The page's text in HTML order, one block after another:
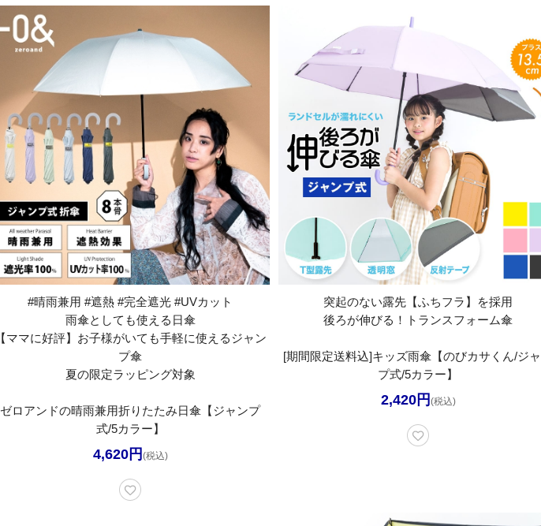
#晴雨兼用 #遮熱 #完全遮光 #UVカット
雨傘としても使える日傘
【ママに好評】お子様がいても手軽に使えるジャン
プ傘
夏の限定ラッピング対象
ゼロアンドの晴雨兼用折りたたみ日傘【ジャンプ
式/5カラー】
4,620円 (税込)
突起のない露先【ふちフラ】を採用
後ろが伸びる！トランスフォーム傘
[期間限定送料込]キッズ雨傘【のびカサくん/ジ
プ式/5カラー】
2,420円 (税込)